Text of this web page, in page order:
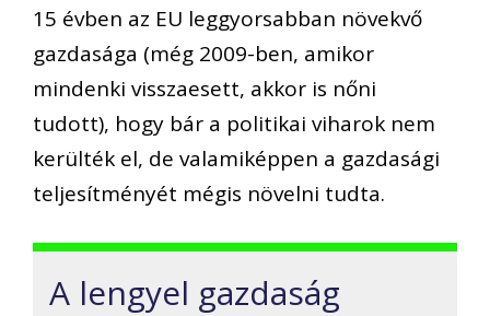
15 évben az EU leggyorsabban növekvő
gazdasága (még 2009-ben, amikor
mindenki visszaesett, akkor is nőni
tudott), hogy bár a politikai viharok nem
kerülték el, de valamiképpen a gazdasági
teljesítményét mégis növelni tudta.
A lengyel gazdaság